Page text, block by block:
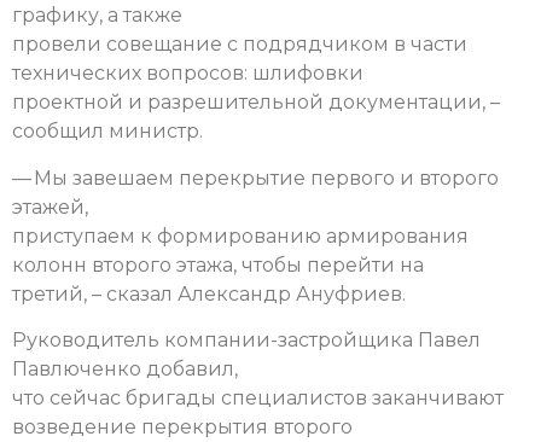
графику, а также
провели совещание с подрядчиком в части
технических вопросов: шлифовки
проектной и разрешительной документации, –
сообщил министр.
— Мы завешаем перекрытие первого и второго
этажей,
приступаем к формированию армирования
колонн второго этажа, чтобы перейти на
третий, – сказал Александр Ануфриев.
Руководитель компании-застройщика Павел
Павлюченко добавил,
что сейчас бригады специалистов заканчивают
возведение перекрытия второго